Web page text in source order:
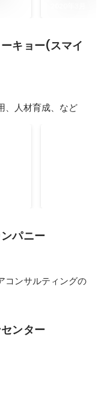
キョー(スマイ
、人材育成、など
パニー
コンサルティングの
ンター